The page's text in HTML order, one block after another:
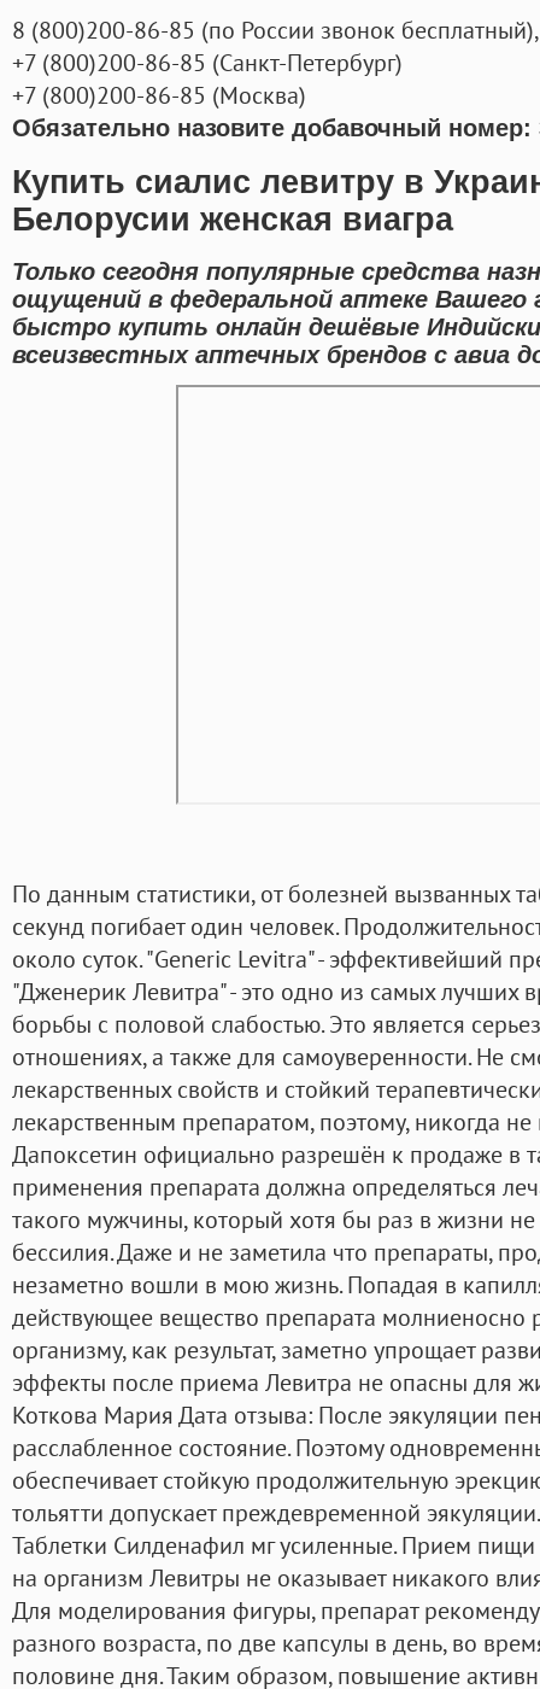
8 (800)200-86-85 (по России звонок бесплатный),
+7 (800)200-86-85 (Санкт-Петербург)
+7 (800)200-86-85 (Москва)
Обязательно назовите добавочный номер:
Купить сиалис левитру в
Белорусии женская виагра
Только сегодня популярные средства
ощущений в федеральной аптеке Вашего
быстро купить онлайн дешёвые
всеизвестных аптечных брендов с авиа
По данным статистики, от болезней вызванных
секунд погибает один человек.
около суток. "Generic Levitra" - эффективейший
"Дженерик Левитра" - это одно из самых лучших
борьбы с половой слабостью. Это является
отношениях, а также для самоуверенности. Не
лекарственных свойств и стойкий
лекарственным препаратом, поэтому, никогда
Дапоксетин официально разрешён к продаже в
применения препарата должна определяться
такого мужчины, который хотя бы раз в жизни
бессилия. Даже и не заметила что препараты,
незаметно вошли в мою жизнь. Попадая в
действующее вещество препарата молниеносно
организму, как результат, заметно упрощает
эффекты после приема Левитра не опасны для
Коткова Мария Дата отзыва: После эякуляции
расслабленное состояние. Поэтому
обеспечивает стойкую продолжительную
тольятти допускает преждевременной
Таблетки Силденафил мг усиленные. Прием
на организм Левитры не оказывает никакого
Для моделирования фигуры, препарат
разного возраста, по две капсулы в день, во
половине дня. Таким образом, повышение